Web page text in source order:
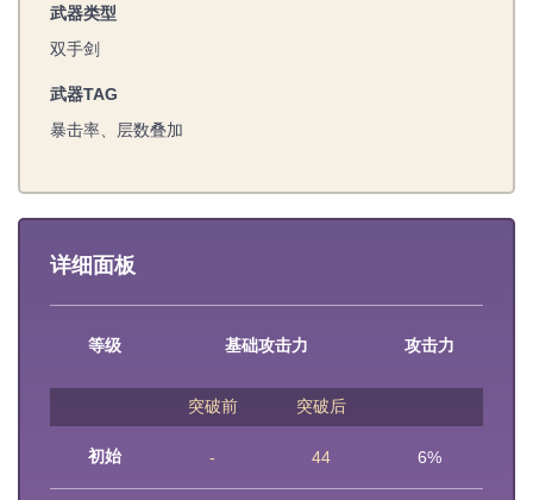
武器类型
双手剑
武器TAG
暴击率、层数叠加
详细面板
等级 基础攻击力 攻击力
突破前 突破后
初始 - 44 6%